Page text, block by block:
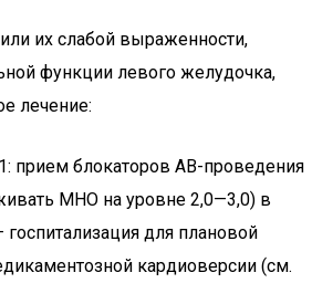
их слабой выраженности,
функции левого желудочка,
лечение:
прием блокаторов АВ-проведения
МНО на уровне 2,0—3,0) в
госпитализация для плановой
кардиоверсии (см.